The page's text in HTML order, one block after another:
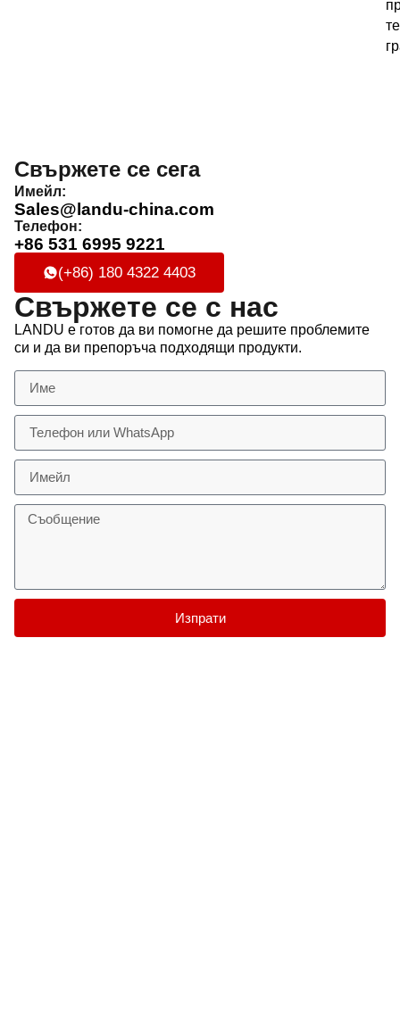
Свържете се сега
Имейл:
Sales@landu-china.com
Телефон:
+86 531 6995 9221
(+86) 180 4322 4403
Свържете се с нас
LANDU е готов да ви помогне да решите проблемите
си и да ви препоръча подходящи продукти.
Изпрати